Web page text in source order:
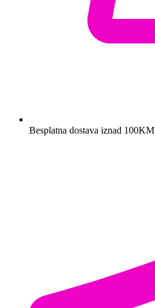
Besplatna dostava iznad 100KM